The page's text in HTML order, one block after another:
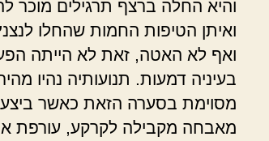
והיא החלה ברצף תרגילים מוכר
ואיתן הטיפות החמות שהחלו
ואף לא האטה, זאת לא הייתה
בעיניה דמעות. תנועותיה נהיו
מסוימת בסערה הזאת כאשר
מאבחה מקבילה לקרקע, עורפת